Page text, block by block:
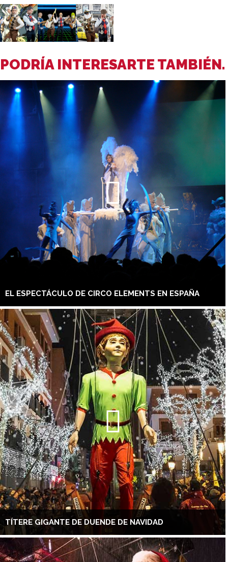
PODRÍA INTERESARTE TAMBIÉN.
EL ESPECTÁCULO DE CIRCO ELEMENTS EN ESPAÑA
TÍTERE GIGANTE DE DUENDE DE NAVIDAD